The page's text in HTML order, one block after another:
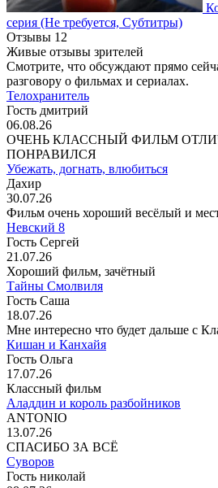
серия (Не требуется, Субтитры)
Отзывы 12
Живые отзывы зрителей
Смотрите, что обсуждают прямо
разговору о фильмах и сериалах.
Телохранитель
Гость дмитрий
06.08.26
ОЧЕНЬ КЛАССНЫЙ ФИЛЬМ
ПОНРАВИЛСЯ
Убежать, догнать, влюбиться
Дахир
30.07.26
Фильм очень хороший весёлый и
Невский 8
Гость Сергей
21.07.26
Хороший фильм, зачётный
Тайны Смолвиля
Гость Саша
18.07.26
Мне интересно что будет дальше с
Кишан и Канхайя
Гость Ольга
17.07.26
Классный фильм
Аладдин и король разбойников
ANTONIO
13.07.26
СПАСИБО ЗА ВСЁ
Суворов
Гость николай